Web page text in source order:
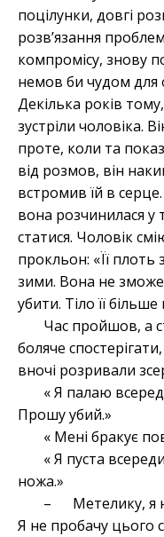
поцілунки, довгі
розв’язання
компромісу, знову
немов би чудом для
Декілька років
зустріли чоловіка.
проте, коли та
від розмов, він
встромив їй в
вона розчинилася у
статися. Чоловік
прокльон: «Її плоть
зими. Вона не
убити. Тіло її
Час пройшов, а
боляче
вночі розривали
« Я палаю
Прошу убий.»
« Мені бракує
« Я пуста
ножа.»
– Метелику, я
Я не пробачу цього